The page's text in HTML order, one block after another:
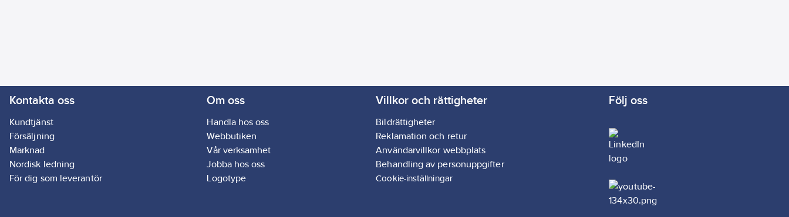
Kontakta oss
Kundtjänst
Försäljning
Marknad
Nordisk ledning
För dig som leverantör
Om oss
Handla hos oss
Webbutiken
Vår verksamhet
Jobba hos oss
Logotype
Villkor och rättigheter
Bildrättigheter
Reklamation och retur
Användarvillkor webbplats
Behandling av personuppgifter
Cookie-inställningar
Följ oss